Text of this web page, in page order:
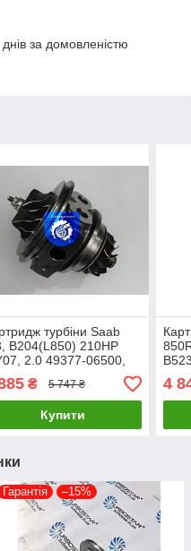
за домовленістю
турбіни Saab
B204(L850) 210HP
2.0 49377-06500,
06520
₴ 5 747 ₴
Купити
4
Гарантія –15%